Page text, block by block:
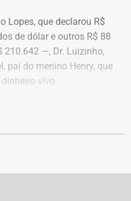
Lopes, que declarou R$
de dólar e outros R$ 88
—, Dr. Luizinho,
pai do menino Henry, que
vivo.
150.000,00